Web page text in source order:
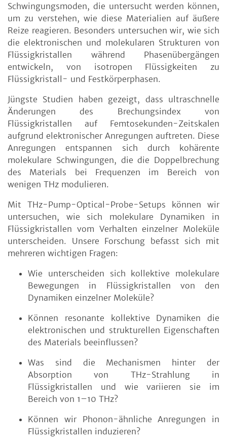
Schwingungsmoden, die untersucht werden können,
um zu verstehen, wie diese Materialien auf äußere
Reize reagieren. Besonders untersuchen wir, wie sich
die elektronischen und molekularen Strukturen von
Flüssigkristallen während Phasenübergängen
entwickeln, von isotropen Flüssigkeiten zu
Flüssigkristall- und Festkörperphasen.
Jüngste Studien haben gezeigt, dass ultraschnelle
Änderungen des Brechungsindex von
Flüssigkristallen auf Femtosekunden-Zeitskalen
aufgrund elektronischer Anregungen auftreten. Diese
Anregungen entspannen sich durch kohärente
molekulare Schwingungen, die die Doppelbrechung
des Materials bei Frequenzen im Bereich von
wenigen THz modulieren.
Mit THz-Pump-Optical-Probe-Setups können wir
untersuchen, wie sich molekulare Dynamiken in
Flüssigkristallen vom Verhalten einzelner Moleküle
unterscheiden. Unsere Forschung befasst sich mit
mehreren wichtigen Fragen:
Wie unterscheiden sich kollektive molekulare
Bewegungen in Flüssigkristallen von den
Dynamiken einzelner Moleküle?
Können resonante kollektive Dynamiken die
elektronischen und strukturellen Eigenschaften
des Materials beeinflussen?
Was sind die Mechanismen hinter der
Absorption von THz-Strahlung in
Flüssigkristallen und wie variieren sie im
Bereich von 1–10 THz?
Können wir Phonon-ähnliche Anregungen in
Flüssigkristallen induzieren?